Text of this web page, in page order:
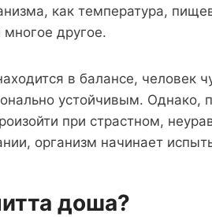
как температура,
многое другое.
в балансе, человек
устойчивым. Однако,
при страстном,
организм начинает
доша?